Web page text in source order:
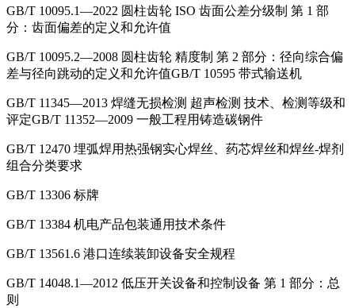
GB/T 10095.1—2022 圆柱齿轮 ISO 齿面公差分级制 第 1 部
分：齿面偏差的定义和允许值
GB/T 10095.2—2008 圆柱齿轮 精度制 第 2 部分：径向综合偏
差与径向跳动的定义和允许值GB/T 10595 带式输送机
GB/T 11345—2013 焊缝无损检测 超声检测 技术、检测等级和
评定GB/T 11352—2009 一般工程用铸造碳钢件
GB/T 12470 埋弧焊用热强钢实心焊丝、药芯焊丝和焊丝-焊剂
组合分类要求
GB/T 13306 标牌
GB/T 13384 机电产品包装通用技术条件
GB/T 13561.6 港口连续装卸设备安全规程
GB/T 14048.1—2012 低压开关设备和控制设备 第 1 部分：总
则